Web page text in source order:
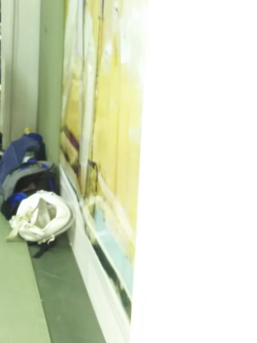
ビジネスマン戦記2006【まとめ】